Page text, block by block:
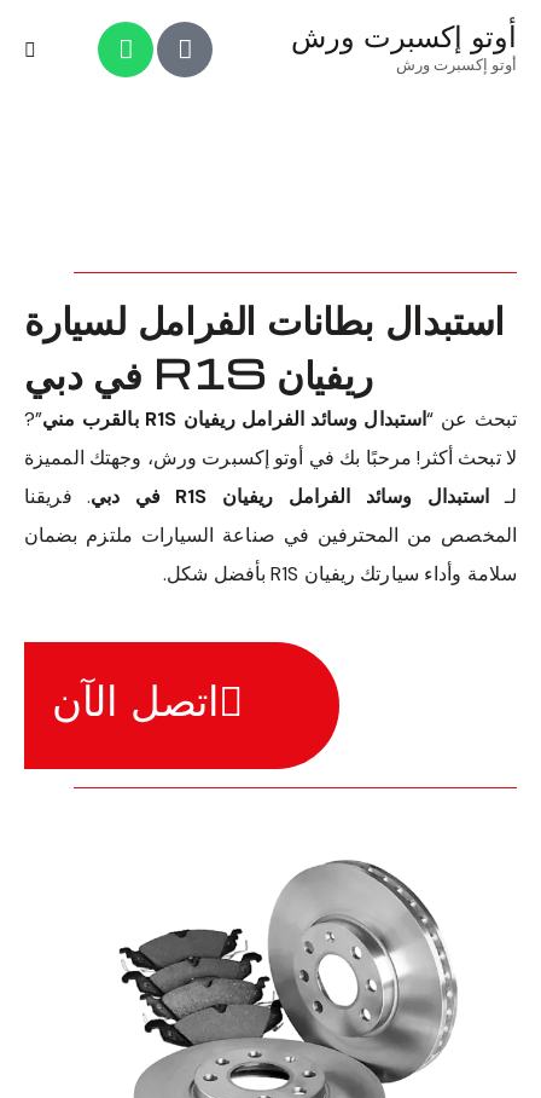
أوتو إكسبرت ورش
أوتو إكسبرت ورش
استبدال بطانات الفرامل لسيارة
ريفيان R1S في دبي
تبحث عن “استبدال وسائد الفرامل ريفيان R1S بالقرب مني
”?
لا تبحث أكثر! مرحبًا بك في أوتو إكسبرت ورش، وجهتك المميزة
لـ استبدال وسائد الفرامل ريفيان R1S في دبي
. فريقنا
المخصص من المحترفين في صناعة السيارات ملتزم بضمان
سلامة وأداء سيارتك ريفيان R1S بأفضل شكل.
اتصل الآن